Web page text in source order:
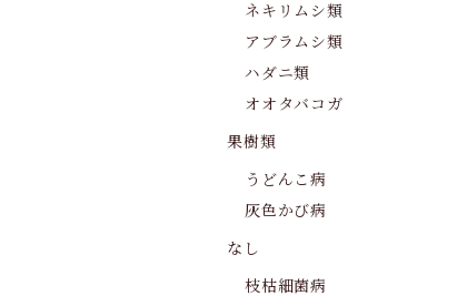
ネキリムシ類
アブラムシ類
ハダニ類
オオタバコガ
果樹類
うどんこ病
灰色かび病
なし
枝枯細菌病